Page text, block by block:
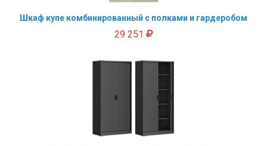
Шкаф купе комбинированный с полками и гардеробом
29 251